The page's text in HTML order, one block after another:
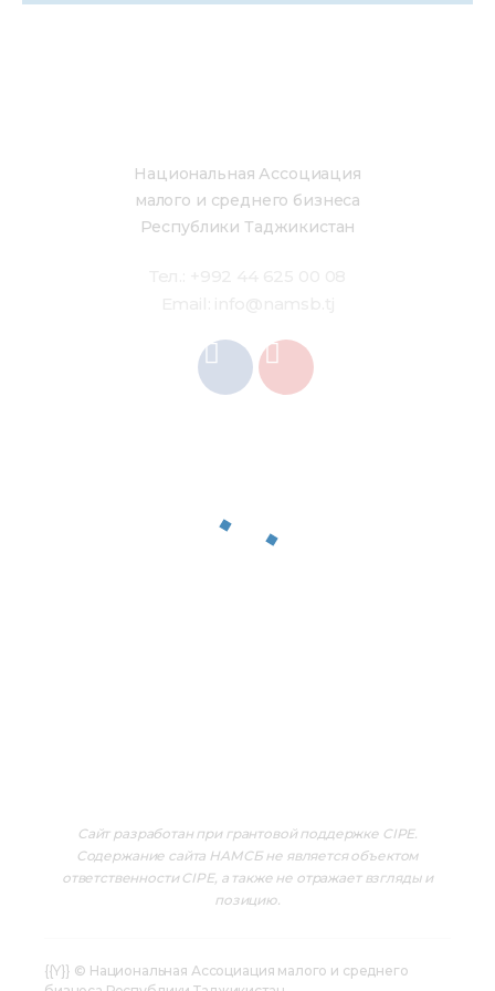
Национальная Ассоциация
малого и среднего бизнеса
Республики Таджикистан
Сайт разработан при грантовой поддержке CIPE.
Содержание сайта НАМСБ не является объектом
ответственности CIPE, а также не отражает взгляды и
позицию.
{{Y}} © Национальная Ассоциация малого и среднего